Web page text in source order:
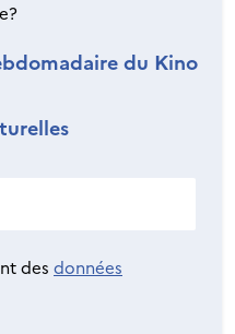
du Kino
des données